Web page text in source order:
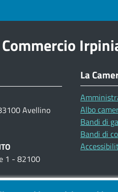
Avellino
1 - 82100
La
Albo
Bandi di
Bandi di